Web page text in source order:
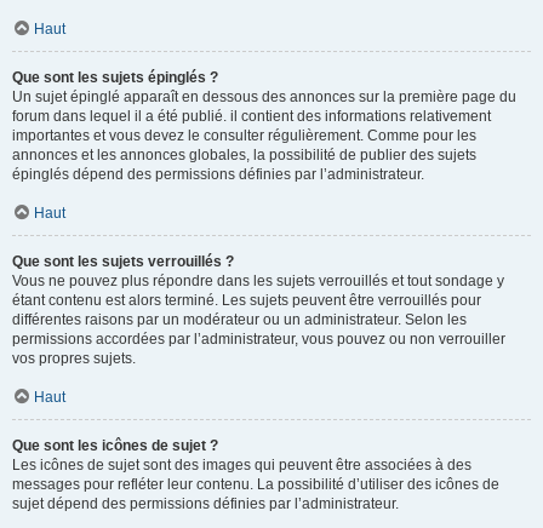
Haut
Que sont les sujets épinglés ?
Un sujet épinglé apparaît en dessous des annonces sur la première page du
forum dans lequel il a été publié. il contient des informations relativement
importantes et vous devez le consulter régulièrement. Comme pour les
annonces et les annonces globales, la possibilité de publier des sujets
épinglés dépend des permissions définies par l’administrateur.
Haut
Que sont les sujets verrouillés ?
Vous ne pouvez plus répondre dans les sujets verrouillés et tout sondage y
étant contenu est alors terminé. Les sujets peuvent être verrouillés pour
différentes raisons par un modérateur ou un administrateur. Selon les
permissions accordées par l’administrateur, vous pouvez ou non verrouiller
vos propres sujets.
Haut
Que sont les icônes de sujet ?
Les icônes de sujet sont des images qui peuvent être associées à des
messages pour refléter leur contenu. La possibilité d’utiliser des icônes de
sujet dépend des permissions définies par l’administrateur.